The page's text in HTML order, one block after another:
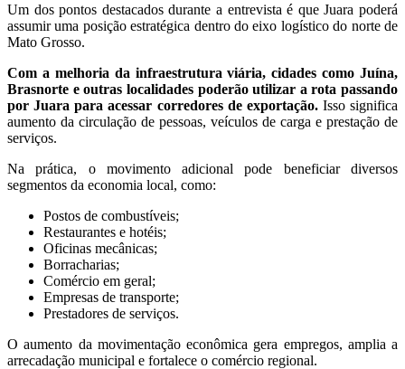
Um dos pontos destacados durante a entrevista é que Juara poderá
assumir uma posição estratégica dentro do eixo logístico do norte de
Mato Grosso.
Com a melhoria da infraestrutura viária, cidades como Juína,
Brasnorte e outras localidades poderão utilizar a rota passando
por Juara para acessar corredores de exportação.Isso significa
aumento da circulação de pessoas, veículos de carga e prestação de
serviços.
Na prática, o movimento adicional pode beneficiar diversos
segmentos da economia local, como:
Postos de combustíveis;
Restaurantes e hotéis;
Oficinas mecânicas;
Borracharias;
Comércio em geral;
Empresas de transporte;
Prestadores de serviços.
O aumento da movimentação econômica gera empregos, amplia a
arrecadação municipal e fortalece o comércio regional.